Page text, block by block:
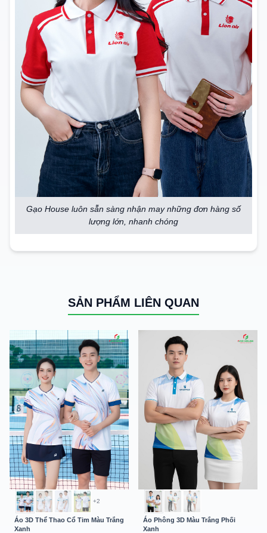
Gạo House luôn sẵn sàng nhận may những đơn hàng số
lượng lớn, nhanh chóng
SẢN PHẨM LIÊN QUAN
+2
Áo 3D Thể Thao Cổ Tim Màu Trắng
Xanh
Áo Phông 3D Màu Trắng Phối
Xanh